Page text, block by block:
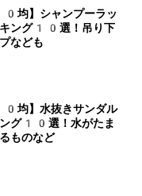
均】シャンプーラッ
キング10選！吊り下
なども
均】水抜きサンダル
ング10選！水がたま
ものなど